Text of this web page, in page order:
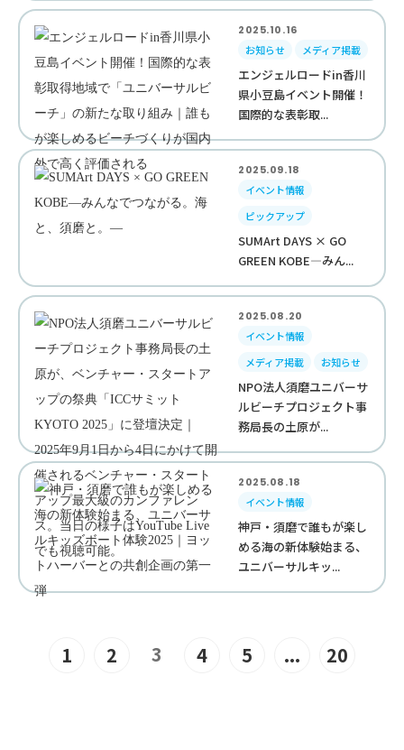
2025.10.16
お知らせ
メディア掲載
エンジェルロードin香川
県小豆島イベント開催！
国際的な表彰取...
2025.09.18
イベント情報
ピックアップ
SUMArt DAYS × GO
GREEN KOBE—みん...
2025.08.20
イベント情報
メディア掲載
お知らせ
NPO法人須磨ユニバーサ
ルビーチプロジェクト事
務局長の土原が...
2025.08.18
イベント情報
神戸・須磨で誰もが楽し
める海の新体験始まる、
ユニバーサルキッ...
1 2 3 4 5 ... 20